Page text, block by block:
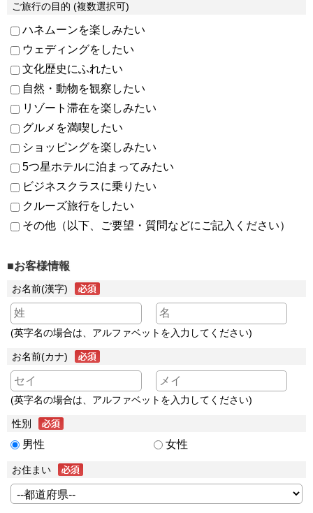
ご旅行の目的 (複数選択可)
ハネムーンを楽しみたい
ウェディングをしたい
文化歴史にふれたい
自然・動物を観察したい
リゾート滞在を楽しみたい
グルメを満喫したい
ショッピングを楽しみたい
5つ星ホテルに泊まってみたい
ビジネスクラスに乗りたい
クルーズ旅行をしたい
その他（以下、ご要望・質問などにご記入ください）
■お客様情報
お名前(漢字)
(英字名の場合は、アルファベットを入力してください)
お名前(カナ)
(英字名の場合は、アルファベットを入力してください)
性別
男性 女性
お住まい